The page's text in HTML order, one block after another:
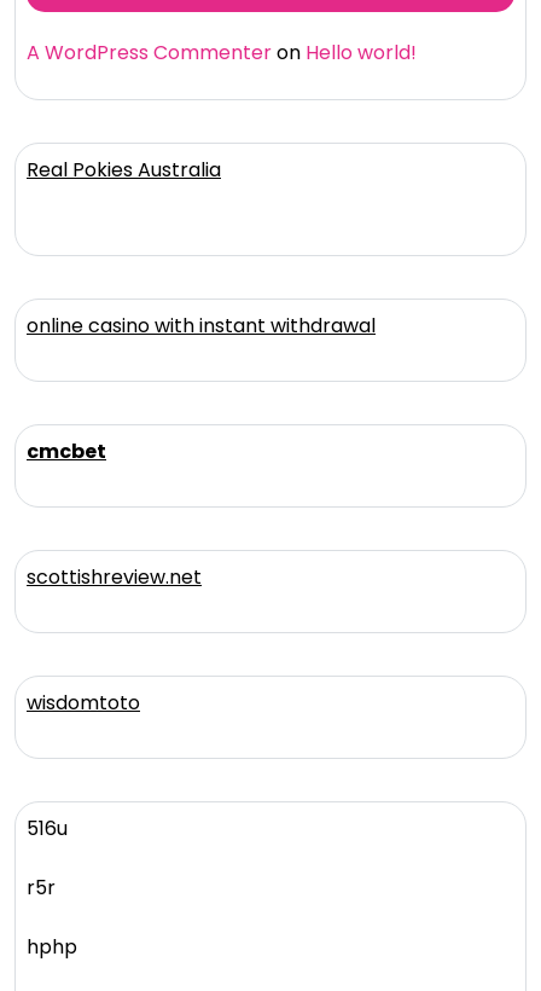
A WordPress Commenteron Hello world!
Real Pokies Australia
online casino with instant withdrawal
cmcbet
scottishreview.net
wisdomtoto
516u
r5r
hphp